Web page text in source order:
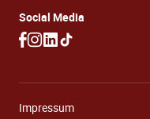
Social Media
Impressum